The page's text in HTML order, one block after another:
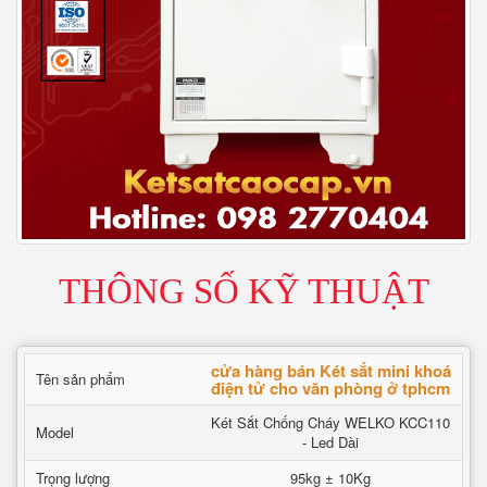
THÔNG SỐ KỸ THUẬT
Tên sản phẩm cửa hàng bán Két sắt mini khoá
điện tử cho văn phòng ở tphcm
Model
Két Sắt Chống Cháy WELKO KCC110
- Led Dài
Trọng lượng
95kg ± 10Kg